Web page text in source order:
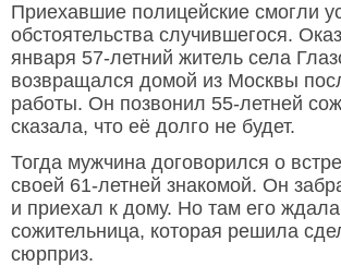
Приехавшие полицейские смогли
обстоятельства случившегося.
января 57-летний житель села
возвращался домой из Москвы
работы. Он позвонил 55-летней
сказала, что её долго не будет.
Тогда мужчина договорился о
своей 61-летней знакомой. Он
и приехал к дому. Но там его
сожительница, которая решила
сюрприз.